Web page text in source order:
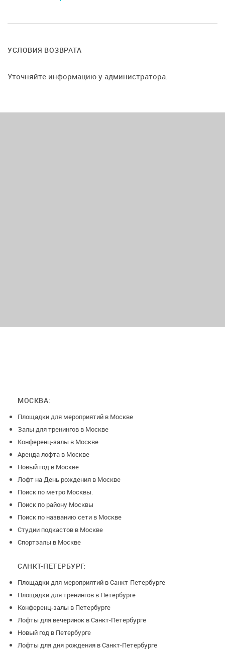
Зал идеально подходит как для камерных семейных
УСЛОВИЯ ВОЗВРАТА
Уточняйте информацию у администратора.
МОСКВА:
Площадки для мероприятий в Москве
Залы для тренингов в Москве
Конференц-залы в Москве
Аренда лофта в Москве
Новый год в Москве
Лофт на День рождения в Москве
Поиск по метро Москвы.
Поиск по району Москвы
Поиск по названию сети в Москве
Студии подкастов в Москве
Спортзалы в Москве
САНКТ-ПЕТЕРБУРГ:
Площадки для мероприятий в Санкт-Петербурге
Площадки для тренингов в Петербурге
Конференц-залы в Петербурге
Лофты для вечеринок в Санкт-Петербурге
Новый год в Петербурге
Лофты для дня рождения в Санкт-Петербурге